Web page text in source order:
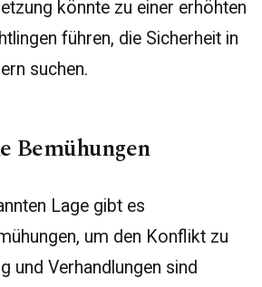
könnte zu einer erhöhten
führen, die Sicherheit in
suchen.
Bemühungen
Lage gibt es
um den Konflikt zu
und Verhandlungen sind